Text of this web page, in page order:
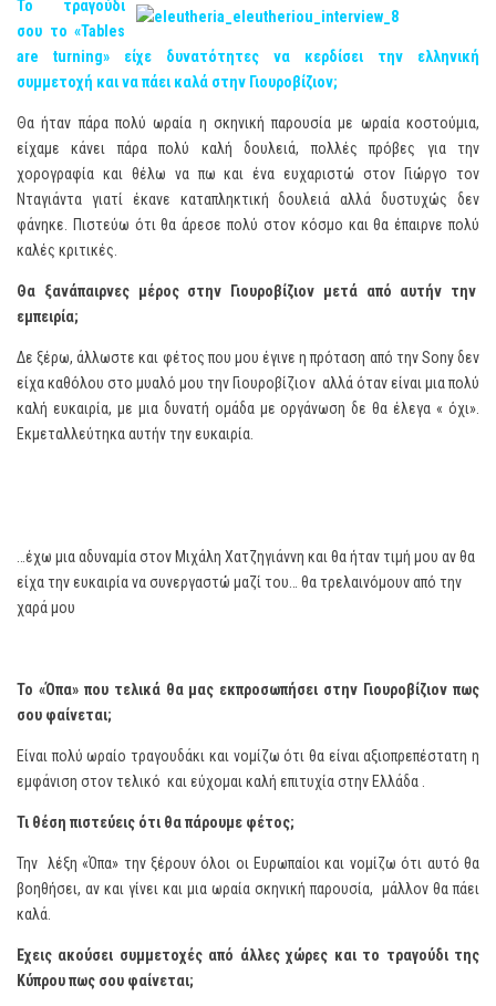
Το τραγούδι
σου το «Tables
are turning» είχε δυνατότητες να κερδίσει την ελληνική
συμμετοχή και να πάει καλά στην Γιουροβίζιον;
Θα ήταν πάρα πολύ ωραία η σκηνική παρουσία με ωραία κοστούμια,
είχαμε κάνει πάρα πολύ καλή δουλειά, πολλές πρόβες για την
χορογραφία και θέλω να πω και ένα ευχαριστώ στον Γιώργο τον
Νταγιάντα γιατί έκανε καταπληκτική δουλειά αλλά δυστυχώς δεν
φάνηκε. Πιστεύω ότι θα άρεσε πολύ στον κόσμο και θα έπαιρνε πολύ
καλές κριτικές.
Θα ξανάπαιρνες μέρος στην Γιουροβίζιον μετά από αυτήν την
εμπειρία;
Δε ξέρω, άλλωστε και φέτος που μου έγινε η πρόταση από την Sony δεν
είχα καθόλου στο μυαλό μου την Γιουροβίζιον αλλά όταν είναι μια πολύ
καλή ευκαιρία, με μια δυνατή ομάδα με οργάνωση δε θα έλεγα « όχι».
Εκμεταλλεύτηκα αυτήν την ευκαιρία.
…έχω μια αδυναμία στον Μιχάλη Χατζηγιάννη και θα ήταν τιμή μου αν θα
είχα την ευκαιρία να συνεργαστώ μαζί του… θα τρελαινόμουν από την
χαρά μου
Το «Όπα» που τελικά θα μας εκπροσωπήσει στην Γιουροβίζιον πως
σου φαίνεται;
Είναι πολύ ωραίο τραγουδάκι και νομίζω ότι θα είναι αξιοπρεπέστατη η
εμφάνιση στον τελικό και εύχομαι καλή επιτυχία στην Ελλάδα .
Τι θέση πιστεύεις ότι θα πάρουμε φέτος;
Την λέξη «Όπα» την ξέρουν όλοι οι Ευρωπαίοι και νομίζω ότι αυτό θα
βοηθήσει, αν και γίνει και μια ωραία σκηνική παρουσία, μάλλον θα πάει
καλά.
Έχεις ακούσει συμμετοχές από άλλες χώρες και το τραγούδι της
Κύπρου πως σου φαίνεται;